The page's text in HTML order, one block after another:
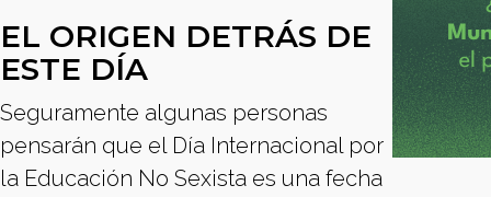
EL ORIGEN DETRÁS DE
ESTE DÍA
Seguramente algunas personas
pensarán que el Día Internacional por
la Educación No Sexista es una fecha